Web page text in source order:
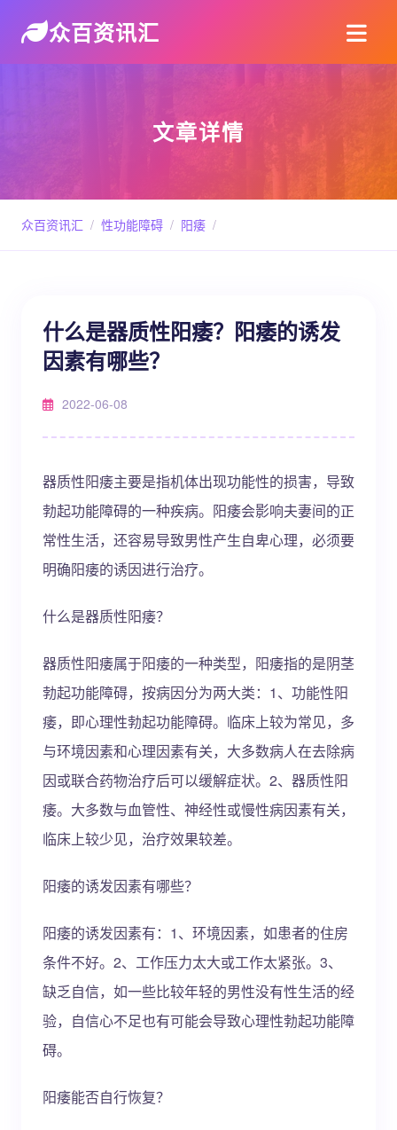
众百资讯汇
文章详情
众百资讯汇 / 性功能障碍 / 阳痿 /
什么是器质性阳痿？阳痿的诱发
因素有哪些？
2022-06-08
器质性阳痿主要是指机体出现功能性的损害，导致
勃起功能障碍的一种疾病。阳痿会影响夫妻间的正
常性生活，还容易导致男性产生自卑心理，必须要
明确阳痿的诱因进行治疗。
什么是器质性阳痿？
器质性阳痿属于阳痿的一种类型，阳痿指的是阴茎
勃起功能障碍，按病因分为两大类：1、功能性阳
痿，即心理性勃起功能障碍。临床上较为常见，多
与环境因素和心理因素有关，大多数病人在去除病
因或联合药物治疗后可以缓解症状。2、器质性阳
痿。大多数与血管性、神经性或慢性病因素有关，
临床上较少见，治疗效果较差。
阳痿的诱发因素有哪些？
阳痿的诱发因素有：1、环境因素，如患者的住房
条件不好。2、工作压力太大或工作太紧张。3、
缺乏自信，如一些比较年轻的男性没有性生活的经
验，自信心不足也有可能会导致心理性勃起功能障
碍。
阳痿能否自行恢复？